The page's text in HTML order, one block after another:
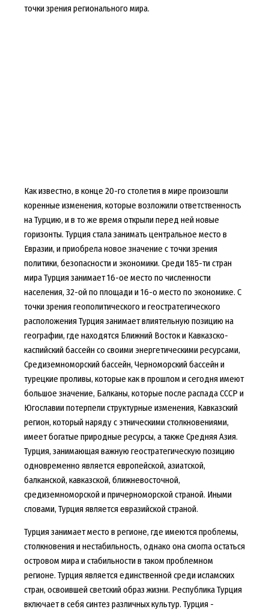
точки зрения регионального мира.
Как известно, в конце 20-го столетия в мире произошли
коренные изменения, которые возложили ответственность
на Турцию, и в то же время открыли перед ней новые
горизонты. Турция стала занимать центральное место в
Евразии, и приобрела новое значение с точки зрения
политики, безопасности и экономики. Среди 185-ти стран
мира Турция занимает 16-ое место по численности
населения, 32-ой по площади и 16-о место по экономике. С
точки зрения геополитического и геостратегического
расположения Турция занимает влиятельную позицию на
географии, где находятся Ближний Восток и Кавказско-
каспийский бассейн со своими энергетическими ресурсами,
Средиземноморский бассейн, Черноморский бассейн и
турецкие проливы, которые как в прошлом и сегодня имеют
большое значение, Балканы, которые после распада СССР и
Югославии потерпели структурные изменения, Кавказский
регион, который наряду с этническими столкновениями,
имеет богатые природные ресурсы, а также Средняя Азия.
Турция, занимающая важную геостратегическую позицию
одновременно является европейской, азиатской,
балканской, кавказской, ближневосточной,
средиземноморской и причерноморской страной. Иными
словами, Турция является евразийской страной.
Турция занимает место в регионе, где имеются проблемы,
столкновения и нестабильность, однако она смогла остаться
островом мира и стабильности в таком проблемном
регионе. Турция является единственной среди исламских
стран, освоившей светский образ жизни. Республика Турция
включает в себя синтез различных культур. Турция -